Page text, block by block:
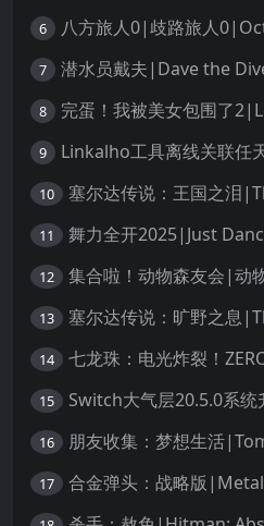
6 八方旅人0|歧路旅人
7 潜水员戴夫|Dave the
8 完蛋！我被美女包围了
9 Linkalho工具离线关联任
10
11 舞力全开2025|Just
12
13
14
15 Switch大气层20.5.0系统
16
17 合金弹头：战略版